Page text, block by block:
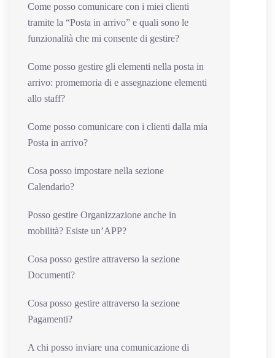
Come posso comunicare con i miei clienti
tramite la “Posta in arrivo” e quali sono le
funzionalità che mi consente di gestire?
Come posso gestire gli elementi nella posta in
arrivo: promemoria di e assegnazione elementi
allo staff?
Come posso comunicare con i clienti dalla mia
Posta in arrivo?
Cosa posso impostare nella sezione
Calendario?
Posso gestire Organizzazione anche in
mobilità? Esiste un’APP?
Cosa posso gestire attraverso la sezione
Documenti?
Cosa posso gestire attraverso la sezione
Pagamenti?
A chi posso inviare una comunicazione di